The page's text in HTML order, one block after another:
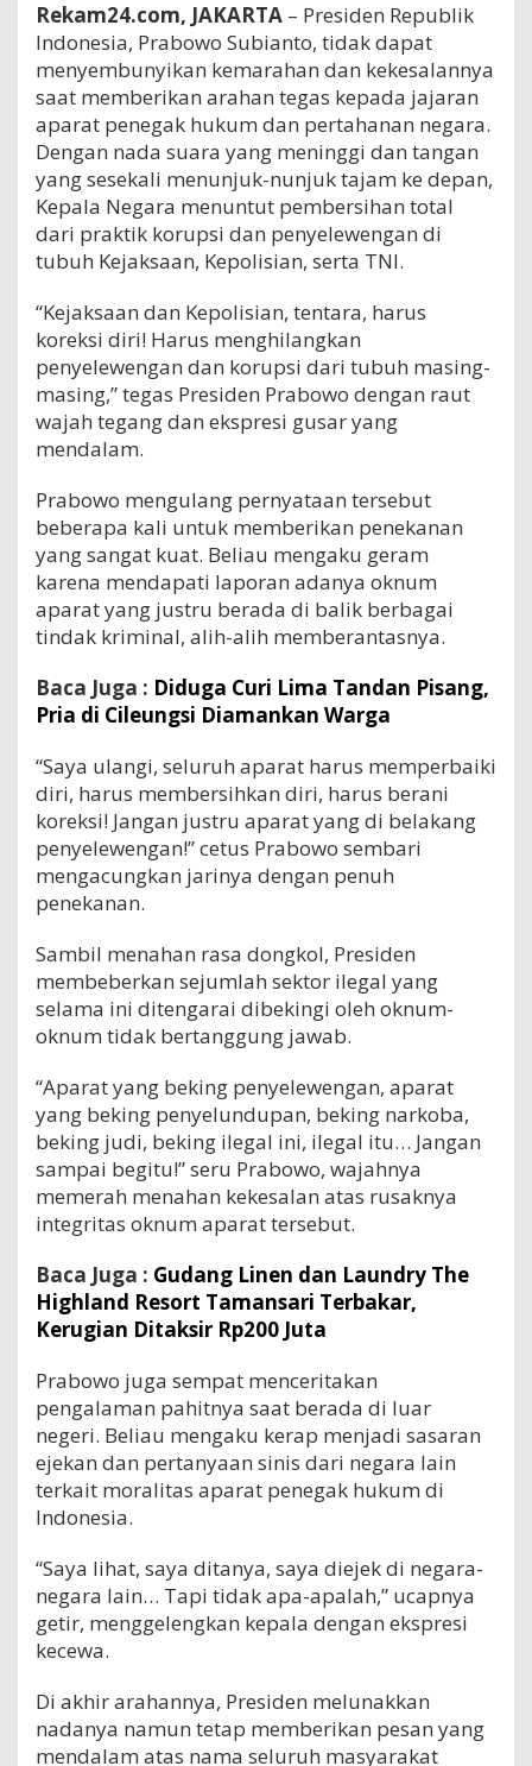
Rekam24.com, JAKARTA – Presiden Republik
Indonesia, Prabowo Subianto, tidak dapat
menyembunyikan kemarahan dan kekesalannya
saat memberikan arahan tegas kepada jajaran
aparat penegak hukum dan pertahanan negara.
Dengan nada suara yang meninggi dan tangan
yang sesekali menunjuk-nunjuk tajam ke depan,
Kepala Negara menuntut pembersihan total
dari praktik korupsi dan penyelewengan di
tubuh Kejaksaan, Kepolisian, serta TNI.
“Kejaksaan dan Kepolisian, tentara, harus
koreksi diri! Harus menghilangkan
penyelewengan dan korupsi dari tubuh masing-
masing,” tegas Presiden Prabowo dengan raut
wajah tegang dan ekspresi gusar yang
mendalam.
Prabowo mengulang pernyataan tersebut
beberapa kali untuk memberikan penekanan
yang sangat kuat. Beliau mengaku geram
karena mendapati laporan adanya oknum
aparat yang justru berada di balik berbagai
tindak kriminal, alih-alih memberantasnya.
Baca Juga : Diduga Curi Lima Tandan Pisang,
Pria di Cileungsi Diamankan Warga
“Saya ulangi, seluruh aparat harus memperbaiki
diri, harus membersihkan diri, harus berani
koreksi! Jangan justru aparat yang di belakang
penyelewengan!” cetus Prabowo sembari
mengacungkan jarinya dengan penuh
penekanan.
Sambil menahan rasa dongkol, Presiden
membeberkan sejumlah sektor ilegal yang
selama ini ditengarai dibekingi oleh oknum-
oknum tidak bertanggung jawab.
“Aparat yang beking penyelewengan, aparat
yang beking penyelundupan, beking narkoba,
beking judi, beking ilegal ini, ilegal itu… Jangan
sampai begitu!” seru Prabowo, wajahnya
memerah menahan kekesalan atas rusaknya
integritas oknum aparat tersebut.
Baca Juga : Gudang Linen dan Laundry The
Highland Resort Tamansari Terbakar,
Kerugian Ditaksir Rp200 Juta
Prabowo juga sempat menceritakan
pengalaman pahitnya saat berada di luar
negeri. Beliau mengaku kerap menjadi sasaran
ejekan dan pertanyaan sinis dari negara lain
terkait moralitas aparat penegak hukum di
Indonesia.
“Saya lihat, saya ditanya, saya diejek di negara-
negara lain… Tapi tidak apa-apalah,” ucapnya
getir, menggelengkan kepala dengan ekspresi
kecewa.
Di akhir arahannya, Presiden melunakkan
nadanya namun tetap memberikan pesan yang
mendalam atas nama seluruh masyarakat